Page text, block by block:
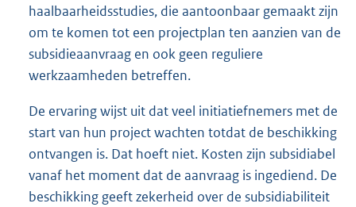
haalbaarheidsstudies, die aantoonbaar gemaakt zijn
om te komen tot een projectplan ten aanzien van de
subsidieaanvraag en ook geen reguliere
werkzaamheden betreffen.
De ervaring wijst uit dat veel initiatiefnemers met de
start van hun project wachten totdat de beschikking
ontvangen is. Dat hoeft niet. Kosten zijn subsidiabel
vanaf het moment dat de aanvraag is ingediend. De
beschikking geeft zekerheid over de subsidiabiliteit